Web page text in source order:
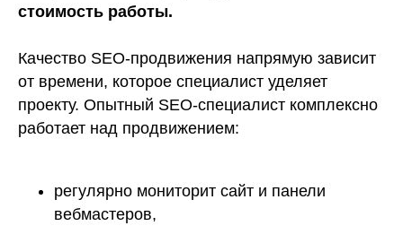
стоимость работы.
Качество SEO-продвижения напрямую зависит
от времени, которое специалист уделяет
проекту. Опытный SEO-специалист комплексно
работает над продвижением:
регулярно мониторит сайт и панели
вебмастеров,